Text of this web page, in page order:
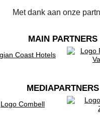
Met dank aan onze
MAIN PARTNERS
MEDIAPARTNERS